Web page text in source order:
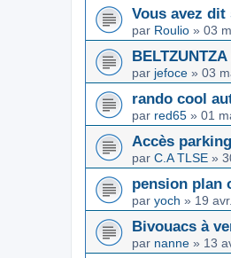
Vous avez
par Roulio » 03
par jefoce » 03
rando cool
par red65 » 01
Accès
par C.A TLSE »
pension plan
par yoch » 19
Bivouacs à
par nanne » 13